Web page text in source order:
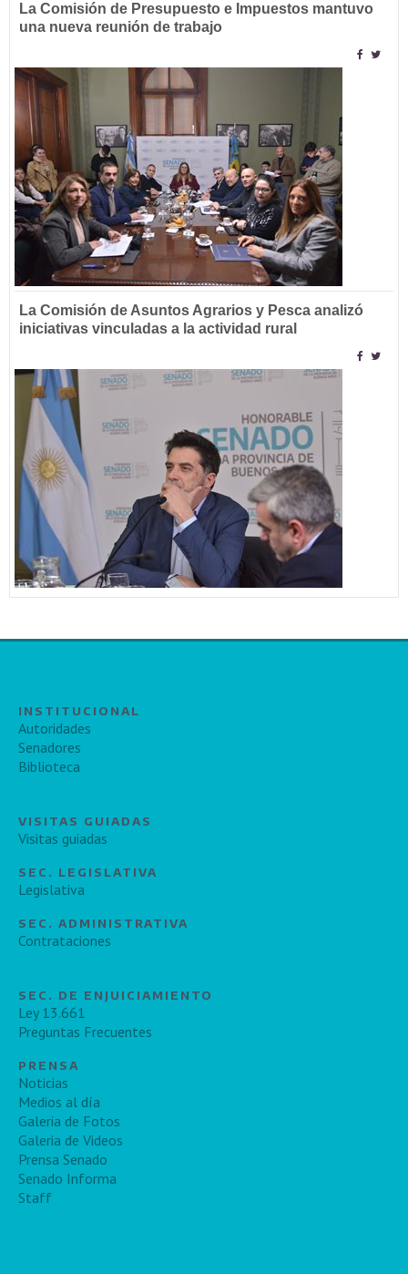
La Comisión de Presupuesto e Impuestos mantuvo
una nueva reunión de trabajo
La Comisión de Asuntos Agrarios y Pesca analizó
iniciativas vinculadas a la actividad rural
INSTITUCIONAL
Autoridades
Senadores
Biblioteca
VISITAS GUIADAS
Visitas guiadas
SEC. LEGISLATIVA
Legislativa
SEC. ADMINISTRATIVA
Contrataciones
SEC. DE ENJUICIAMIENTO
Ley 13.661
Preguntas Frecuentes
PRENSA
Noticias
Medios al día
Galeria de Fotos
Galeria de Videos
Prensa Senado
Senado Informa
Staff